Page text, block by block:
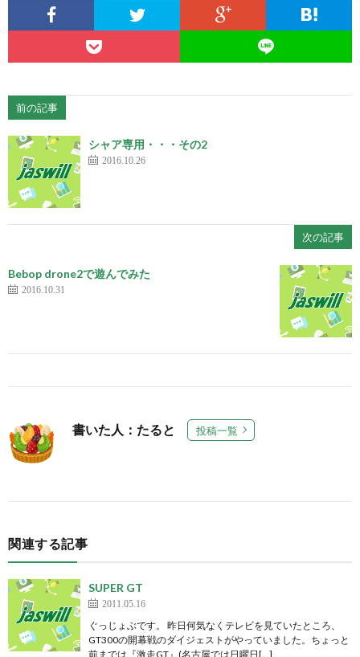
前の記事
シャア専用・・・その2
2016.10.26
次の記事
Bebop drone2で遊んでみた
2016.10.31
書いた人：たると 投稿一覧
関連する記事
SUPER GT
2011.05.16
ぐっじょぶです。 昨日何気なくテレビを見ていたところ、
GT300の開幕戦のダイジェストがやっていました。ちょっと
前までは『激走GT』(名古屋では日曜日[…]